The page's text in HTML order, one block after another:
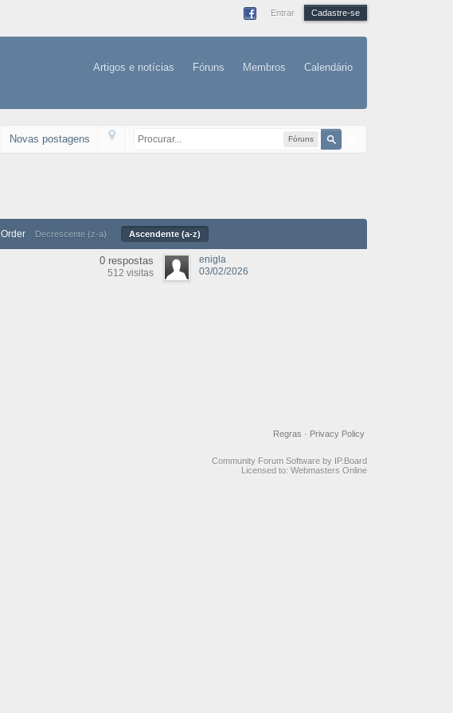
Entrar Cadastre-se
Artigos e notícias Fóruns Membros Calendário
Fóruns
Novas postagens
Order Decrescente (z-a) Ascendente (a-z)
0 respostas
512 visitas
enigla
03/02/2026
Privacy Policy
Regras ·
Community Forum Software by IP.Board
Licensed to: Webmasters Online